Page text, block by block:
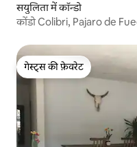
सयुलिता में कॉन्डो
कोंडो Colibri, Pajaro de
गेस्ट्स की फ़ेवरेट
गेस्ट्स की फ़ेवरेट